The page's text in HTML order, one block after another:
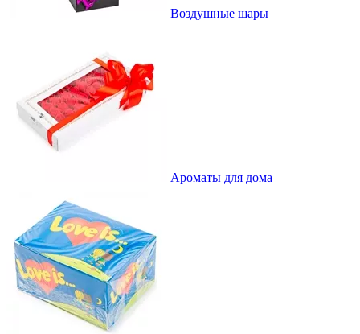
Воздушные шары
Ароматы для дома